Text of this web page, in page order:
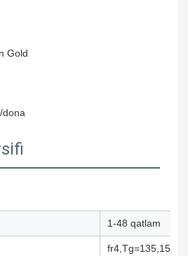
Gold
dona
1-48 qatlam